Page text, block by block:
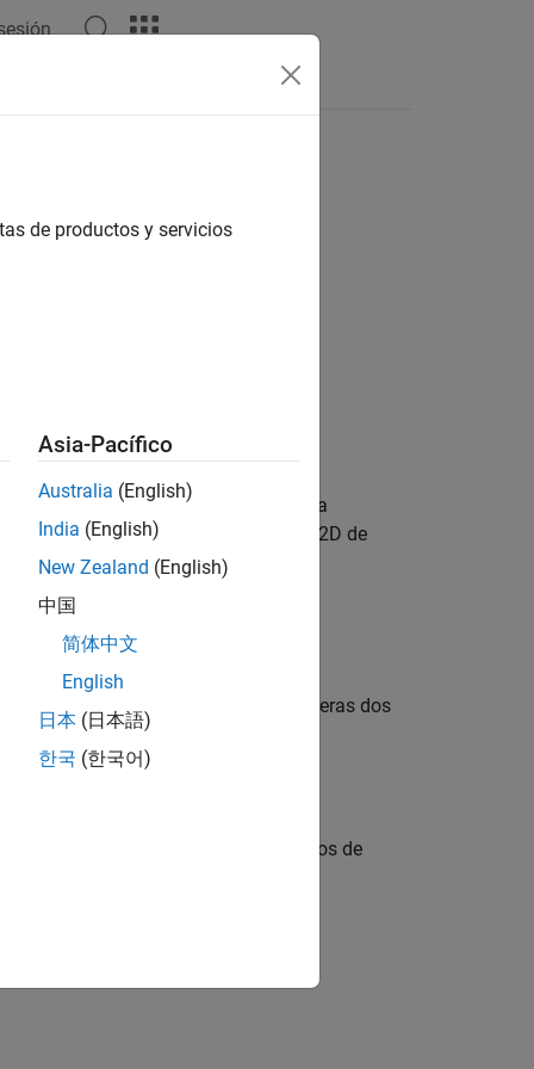
matriz utilizando un algoritmo de la
utiliza la transformada inversa en 2D de
matriz dempor
ifft2
da forma a las primeras dos
de las combinaciones de argumentos de
de productos y servicios
Asia-Pacífico
Australia (English)
India (English)
New Zealand (English)
中国
简体中文
English
日本 (日本語)
한국 (한국어)